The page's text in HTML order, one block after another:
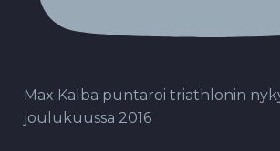
Max Kalba puntaroi triathlonin
joulukuussa 2016